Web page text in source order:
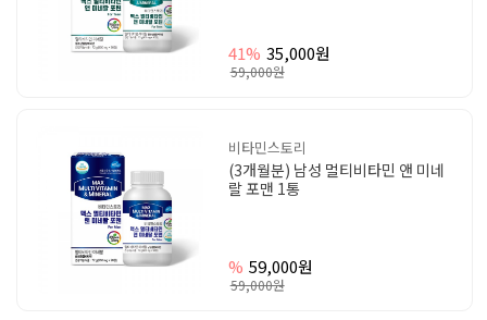
41% 35,000원
59,000원
비타민스토리
(3개월분) 남성 멀티비타민 앤 미네
랄 포맨 1통
% 59,000원
59,000원